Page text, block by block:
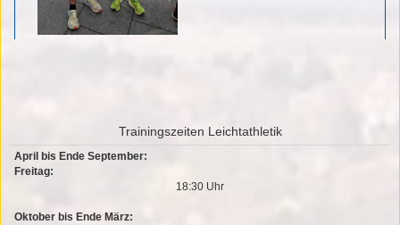
Trainingszeiten Leichtathletik
April bis Ende September:
Freitag:
18:30 Uhr
Oktober bis Ende März: